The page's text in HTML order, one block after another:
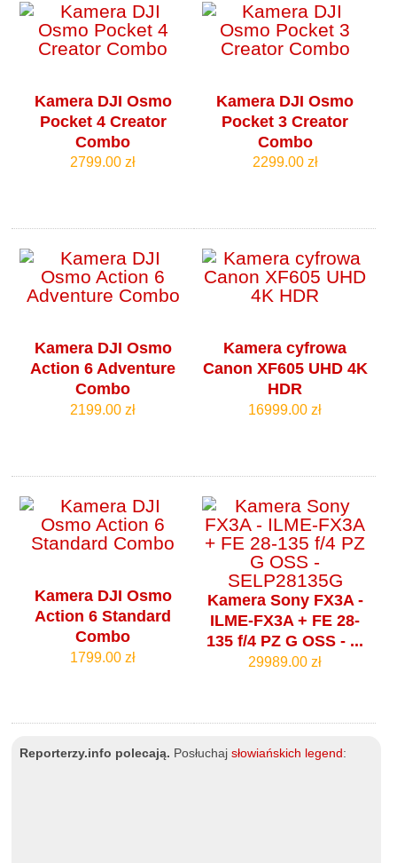
Kamera DJI Osmo
Pocket 4 Creator
Combo
2799.00 zł
Kamera DJI Osmo
Pocket 3 Creator
Combo
2299.00 zł
Kamera DJI Osmo
Action 6 Adventure
Combo
2199.00 zł
Kamera cyfrowa
Canon XF605 UHD 4K
HDR
16999.00 zł
Kamera DJI Osmo
Action 6 Standard
Combo
1799.00 zł
Kamera Sony FX3A -
ILME-FX3A + FE 28-
135 f/4 PZ G OSS - ...
29989.00 zł
Reporterzy.info polecają. Posłuchajsłowiańskich legend :